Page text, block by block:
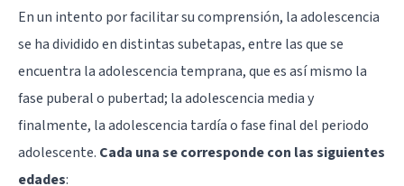
En un intento por facilitar su comprensión, la adolescencia
se ha dividido en distintas subetapas, entre las que se
encuentra la adolescencia temprana, que es así mismo la
fase puberal o pubertad; la adolescencia media y
finalmente, la adolescencia tardía o fase final del periodo
adolescente. Cada una se corresponde con las siguientes
edades: